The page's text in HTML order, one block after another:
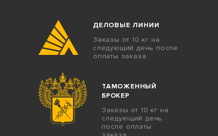
ДЕЛОВЫЕ ЛИНИИ
Заказы от 10 кг на
следующий день после
оплаты заказа.
ТАМОЖЕННЫЙ
БРОКЕР
Заказы от 10 кг на
следующий день
после оплаты